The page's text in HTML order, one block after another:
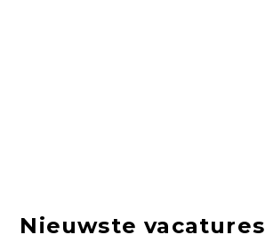
Nieuwste vacatures